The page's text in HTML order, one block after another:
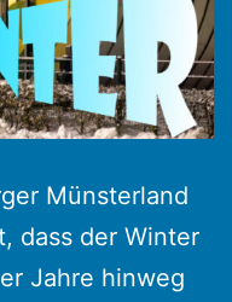
Münsterland
dass der Winter
Jahre hinweg